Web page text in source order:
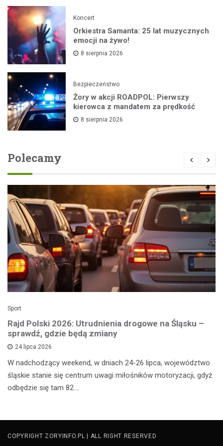
Koncert
Orkiestra Samanta: 25 lat muzycznych
emocji na żywo!
8 sierpnia 2026
Bezpieczeństwo
Żory w akcji ROADPOL: Pierwszy
kierowca z mandatem za prędkość
8 sierpnia 2026
Polecamy
Sport
Rajd Polski 2026: Utrudnienia drogowe na Śląsku –
sprawdź, gdzie będą zmiany
24 lipca 2026
W nadchodzący weekend, w dniach 24-26 lipca, województwo
śląskie stanie się centrum uwagi miłośników motoryzacji, gdyż
odbędzie się tam 82.…
COPYRIGHT ZORYINFO.PL | ALL RIGHT RESERVED